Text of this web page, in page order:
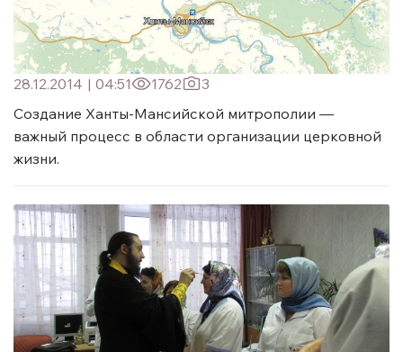
28.12.2014 | 04:51 1762
3
Создание Ханты-Мансийской митрополии —
важный процесс в области организации церковной
жизни.